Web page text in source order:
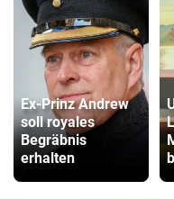
Ex-Prinz Andrew
soll royales
Begräbnis
erhalten